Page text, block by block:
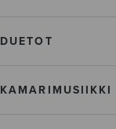
DUETOT
KAMARIMUSIIKKI